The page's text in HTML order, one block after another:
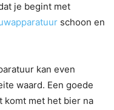
je begint met
schoon en
kan even
waard. Een goede
komt met het bier na